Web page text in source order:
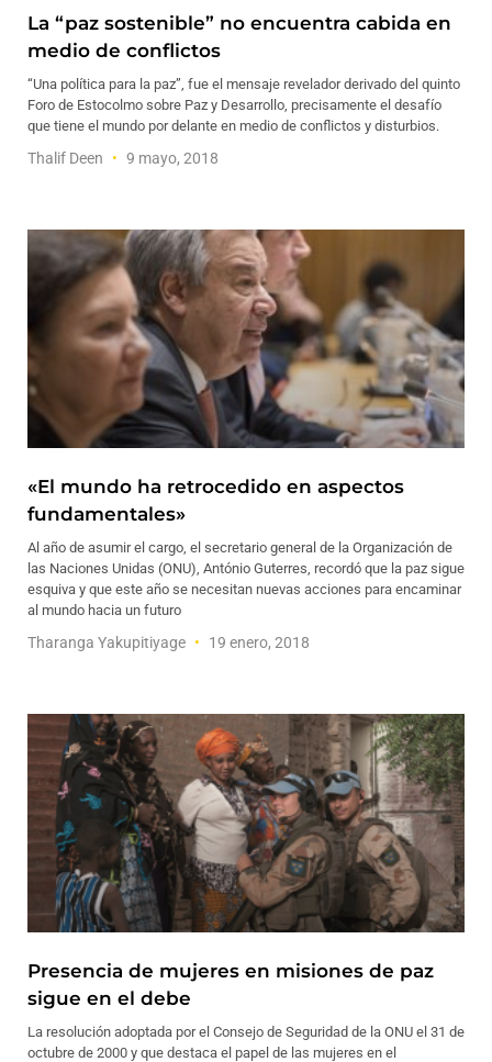
La “paz sostenible” no encuentra cabida en
medio de conflictos
“Una política para la paz”, fue el mensaje revelador derivado del quinto
Foro de Estocolmo sobre Paz y Desarrollo, precisamente el desafío
que tiene el mundo por delante en medio de conflictos y disturbios.
Thalif Deen 9 mayo, 2018
«El mundo ha retrocedido en aspectos
fundamentales»
Al año de asumir el cargo, el secretario general de la Organización de
las Naciones Unidas (ONU), António Guterres, recordó que la paz sigue
esquiva y que este año se necesitan nuevas acciones para encaminar
al mundo hacia un futuro
Tharanga Yakupitiyage 19 enero, 2018
Presencia de mujeres en misiones de paz
sigue en el debe
La resolución adoptada por el Consejo de Seguridad de la ONU el 31 de
octubre de 2000 y que destaca el papel de las mujeres en el